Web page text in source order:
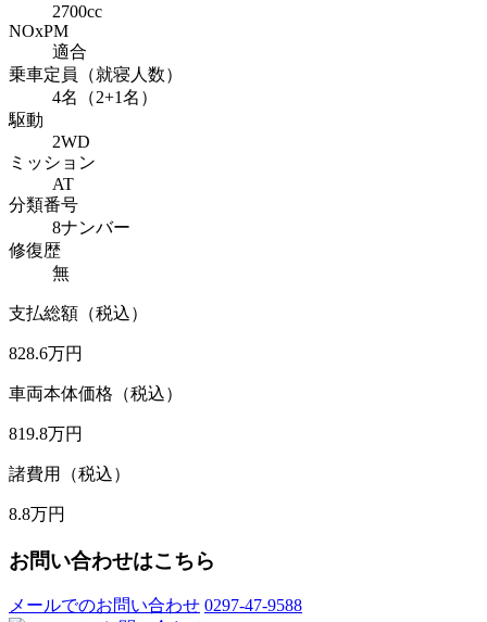
2700cc
NOxPM
適合
乗車定員（就寝人数）
4名（2+1名）
駆動
2WD
ミッション
AT
分類番号
8ナンバー
修復歴
無
支払総額（税込）
828.6万円
車両本体価格（税込）
819.8万円
諸費用（税込）
8.8万円
お問い合わせはこちら
メールでのお問い合わせ 0297-47-9588